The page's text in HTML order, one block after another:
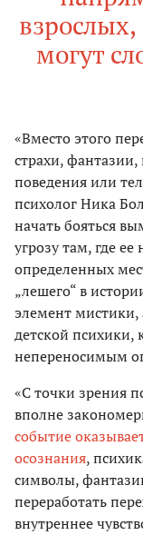
взрослых,
могут
«Вместо этого
страхи,
поведения или
психолог Ника
начать бояться
угрозу там, где ее
определенных
„лешего“ в
элемент
детской психики,
непереносимым
«С точки зрения
вполне
событие
осознания,
символы,
переработать
внутреннее